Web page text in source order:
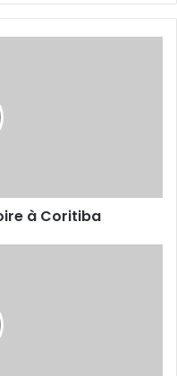
à Coritiba